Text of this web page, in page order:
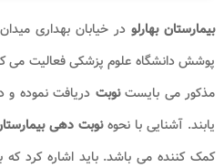
بیمارستان بهارلو در خیابان بهداری
پوشش دانشگاه علوم پزشکی فعالیت می
مذکور می بایستنوبت دریافت نموده
یابند. آشنایی با نحوهنوبت دهی
کمک کننده می باشد. باید اشاره کرد که